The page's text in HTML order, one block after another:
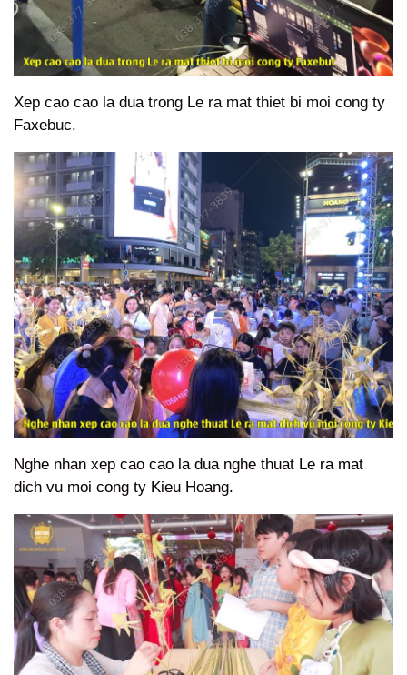
Xep cao cao la dua trong Le ra mat thiet bi moi cong ty
Faxebuc.
Nghe nhan xep cao cao la dua nghe thuat Le ra mat
dich vu moi cong ty Kieu Hoang.